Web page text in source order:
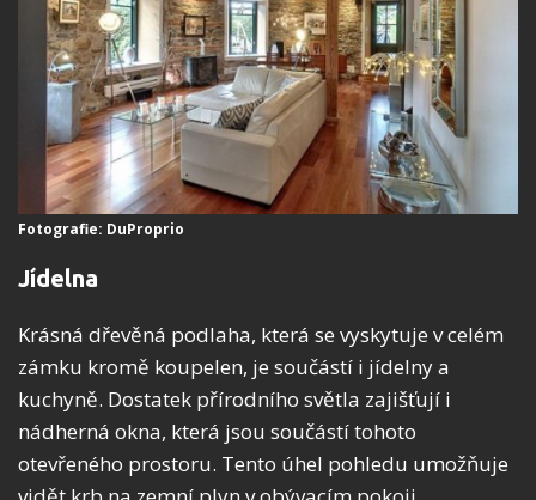
Fotografie: DuProprio
Jídelna
Krásná dřevěná podlaha, která se vyskytuje v celém
zámku kromě koupelen, je součástí i jídelny a
kuchyně. Dostatek přírodního světla zajišťují i
nádherná okna, která jsou součástí tohoto
otevřeného prostoru. Tento úhel pohledu umožňuje